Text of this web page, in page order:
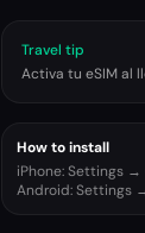
Travel tip
Activa tu eSIM al
How to install
iPhone: Settings
Android: Settings